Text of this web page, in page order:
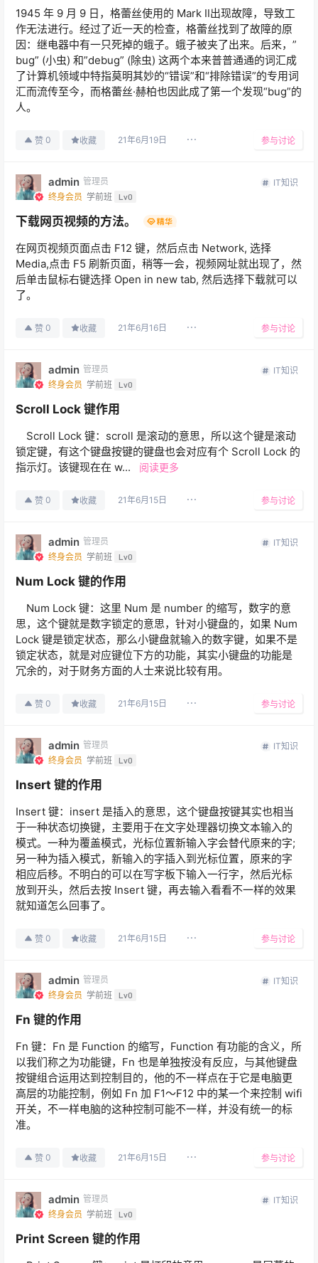
1945 年 9 月 9 日，格蕾丝使用的 Mark Ⅱ出现故障，导致工
作无法进行。经过了近一天的检查，格蕾丝找到了故障的原
因：继电器中有一只死掉的蛾子。蛾子被夹了出来。后来，”
bug” (小虫) 和”debug” (除虫) 这两个本来普普通通的词汇成
了计算机领域中特指莫明其妙的“错误”和“排除错误”的专用词
汇而流传至今，而格蕾丝·赫柏也因此成了第一个发现“bug”的
人。
赞 0 收藏 21年6月19日 参与讨论
admin 管理员
终身会员 学前班 Lv0
IT知识
下载网页视频的方法。
在网页视频页面点击 F12 键，然后点击 Network, 选择
Media,点击 F5 刷新页面，稍等一会，视频网址就出现了，然
后单击鼠标右键选择 Open in new tab, 然后选择下载就可以
了。
赞 0 收藏 21年6月16日 参与讨论
admin 管理员
终身会员 学前班 Lv0
IT知识
Scroll Lock 键作用
Scroll Lock 键：scroll 是滚动的意思，所以这个键是滚动
锁定键，有这个键盘按键的键盘也会对应有个 Scroll Lock 的
指示灯。该键现在在 w...
阅读更多
赞 0 收藏 21年6月15日 参与讨论
admin 管理员
终身会员 学前班 Lv0
IT知识
Num Lock 键的作用
Num Lock 键：这里 Num 是 number 的缩写，数字的意
思，这个键就是数字锁定的意思，针对小键盘的，如果 Num
Lock 键是锁定状态，那么小键盘就输入的数字键，如果不是
锁定状态，就是对应键位下方的功能，其实小键盘的功能是
冗余的，对于财务方面的人士来说比较有用。
赞 0 收藏 21年6月15日 参与讨论
admin 管理员
终身会员 学前班 Lv0
IT知识
Insert 键的作用
Insert 键：insert 是插入的意思，这个键盘按键其实也相当
于一种状态切换键，主要用于在文字处理器切换文本输入的
模式。一种为覆盖模式，光标位置新输入字会替代原来的字;
另一种为插入模式，新输入的字插入到光标位置，原来的字
相应后移。不明白的可以在写字板下输入一行字，然后光标
放到开头，然后去按 Insert 键，再去输入看看不一样的效果
就知道怎么回事了。
赞 0 收藏 21年6月15日 参与讨论
admin 管理员
终身会员 学前班 Lv0
IT知识
Fn 键的作用
Fn 键：Fn 是 Function 的缩写，Function 有功能的含义，所
以我们称之为功能键，Fn 也是单独按没有反应，与其他键盘
按键组合运用达到控制目的，他的不一样点在于它是电脑更
高层的功能控制，例如 Fn 加 F1～F12 中的某一个来控制 wifi
开关，不一样电脑的这种控制可能不一样，并没有统一的标
准。
赞 0 收藏 21年6月15日 参与讨论
admin 管理员
终身会员 学前班 Lv0
IT知识
Print Screen 键的作用